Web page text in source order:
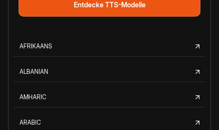
Entdecke TTS-Modelle
AFRIKAANS
ALBANIAN
AMHARIC
ARABIC